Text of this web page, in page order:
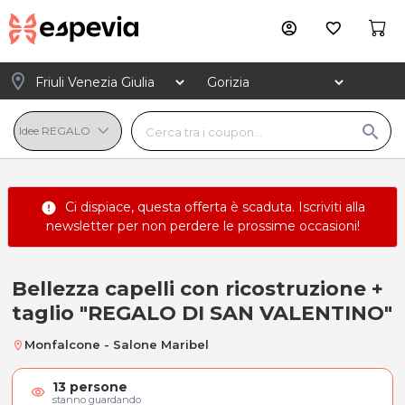
search
account_circle favorite_border
location_on
error Ci dispiace, questa offerta è scaduta. Iscriviti alla
newsletterper non perdere le prossime occasioni!
Bellezza capelli con ricostruzione
Bellezza capelli con ricostruzione +
taglio "REGALO DI SAN VALENTINO"
location_on Monfalcone - Salone Maribel
visibility 13 persone
stanno guardando